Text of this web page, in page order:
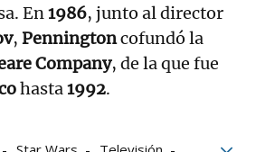
En1986, junto al director
, Penningtoncofundó la
Company, de la que fue
hasta1992.